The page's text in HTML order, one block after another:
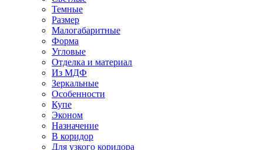
Темные
Размер
Малогабаритные
Форма
Угловые
Отделка и материал
Из МДФ
Зеркальные
Особенности
Купе
Эконом
Назначение
В коридор
Для узкого коридора